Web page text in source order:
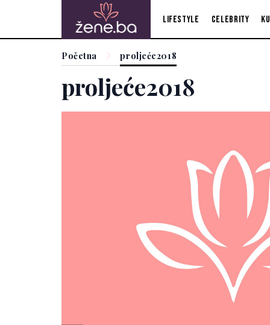
Lifestyle Celebrity
Početna proljeće2018
proljeće2018